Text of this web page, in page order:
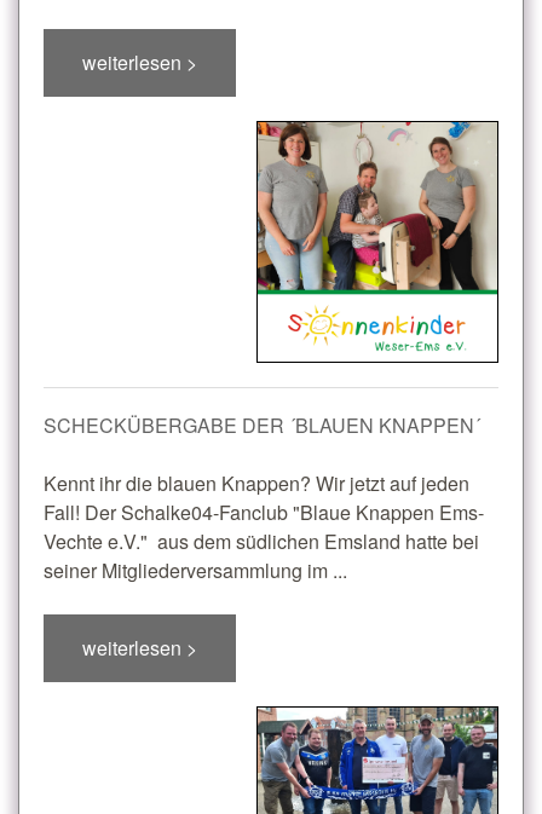
weiterlesen >
SCHECKÜBERGABE DER ´BLAUEN KNAPPEN´
Kennt ihr die blauen Knappen? Wir jetzt auf jeden
Fall! Der Schalke04-Fanclub "Blaue Knappen Ems-
Vechte e.V." aus dem südlichen Emsland hatte bei
seiner Mitgliederversammlung im ...
weiterlesen >